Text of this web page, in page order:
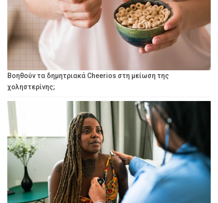
Βοηθούν τα δημητριακά Cheerios στη μείωση της
χοληστερίνης;